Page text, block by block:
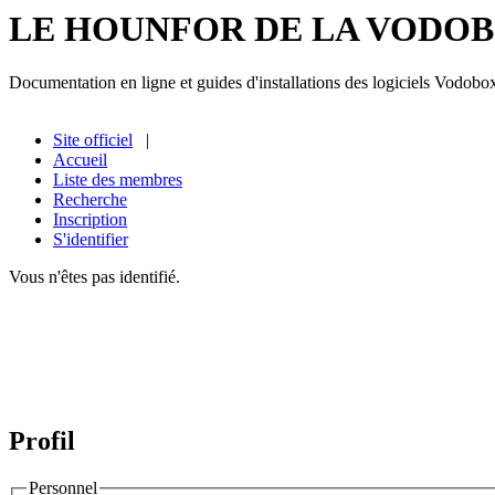
LE HOUNFOR DE LA
Documentation en ligne et guides d'installations des logiciels
Site officiel |
Accueil
Liste des membres
Recherche
Inscription
S'identifier
Vous n'êtes pas identifié.
Profil
Personnel